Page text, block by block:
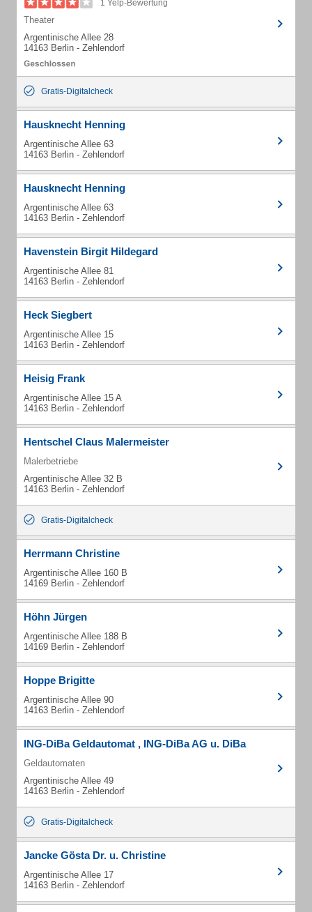
1 Yelp-Bewertung
Theater
Argentinische Allee 28
14163 Berlin - Zehlendorf
Gratis-Digitalcheck
Hausknecht Henning
Argentinische Allee 63
14163 Berlin - Zehlendorf
Hausknecht Henning
Argentinische Allee 63
14163 Berlin - Zehlendorf
Havenstein Birgit Hildegard
Argentinische Allee 81
14163 Berlin - Zehlendorf
Heck Siegbert
Argentinische Allee 15
14163 Berlin - Zehlendorf
Heisig Frank
Argentinische Allee 15 A
14163 Berlin - Zehlendorf
Hentschel Claus Malermeister
Malerbetriebe
Argentinische Allee 32 B
14163 Berlin - Zehlendorf
Gratis-Digitalcheck
Herrmann Christine
Argentinische Allee 160 B
14169 Berlin - Zehlendorf
Höhn Jürgen
Argentinische Allee 188 B
14169 Berlin - Zehlendorf
Hoppe Brigitte
Argentinische Allee 90
14163 Berlin - Zehlendorf
ING-DiBa Geldautomat , ING-DiBa AG u. DiBa
Geldautomaten
Argentinische Allee 49
14163 Berlin - Zehlendorf
Gratis-Digitalcheck
Jancke Gösta Dr. u. Christine
Argentinische Allee 17
14163 Berlin - Zehlendorf